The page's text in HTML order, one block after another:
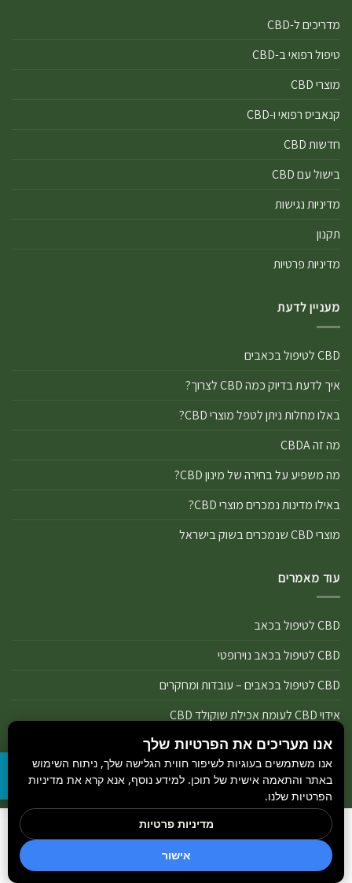
מדריכים ל-CBD
טיפול רפואי ב-CBD
מוצרי CBD
קנאביס רפואי ו-CBD
חדשות CBD
בישול עם CBD
מדיניות נגישות
תקנון
מדיניות פרטיות
מעניין לדעת
CBD לטיפול בכאבים
איך לדעת בדיוק כמה CBD לצרוך?
באלו מחלות ניתן לטפל מוצרי CBD?
מה זה CBDA
מה משפיע על בחירה של מינון CBD?
באילו מדינות נמכרים מוצרי CBD?
מוצרי CBD שנמכרים בשוק בישראל
עוד מאמרים
CBD לטיפול בכאב
CBD לטיפול בכאב נוירופטי
CBD לטיפול בכאבים – עובדות ומחקרים
אידוי CBD לעומת אכילת שוקולד CBD
אידוי נכון של מוצרי שמן ותפרחת CBD
אידוי שמן CBD או אידוי תפרחת CBD
הבלוג
כל הזכויות שמורות 2026 © GetCBDוהיצרנים הנמצאים באתר.
חדשות קנאביס
מקודם ע״יRank+ סוכן חכם לאתר
אנו מעריכים את הפרטיות שלך
אנו משתמשים בעוגיות לשיפור חווית הגלישה שלך, ניתוח השימוש
באתר והתאמה אישית של תוכן. למידע נוסף, אנא קרא את מדיניות
הפרטיות שלנו.
אישור
מדיניות פרטיות